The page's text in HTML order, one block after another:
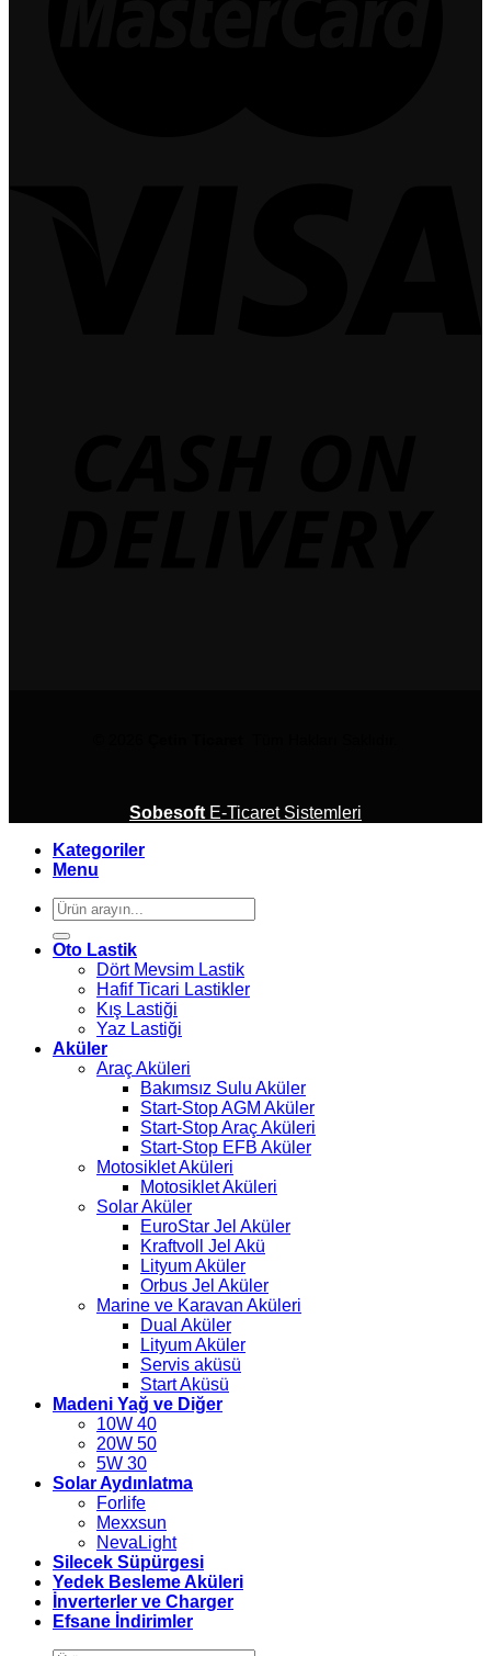
Sobesoft E-Ticaret Sistemleri
Kategoriler
Menu
Ara:
Oto Lastik
Dört Mevsim Lastik
Hafif Ticari Lastikler
Kış Lastiği
Yaz Lastiği
Aküler
Araç Aküleri
Bakımsız Sulu Aküler
Start-Stop AGM Aküler
Start-Stop Araç Aküleri
Start-Stop EFB Aküler
Motosiklet Aküleri
Motosiklet Aküleri
Solar Aküler
EuroStar Jel Aküler
Kraftvoll Jel Akü
Lityum Aküler
Orbus Jel Aküler
Marine ve Karavan Aküleri
Dual Aküler
Lityum Aküler
Servis aküsü
Start Aküsü
Madeni Yağ ve Diğer
10W 40
20W 50
5W 30
Solar Aydınlatma
Forlife
Mexxsun
NevaLight
Silecek Süpürgesi
Yedek Besleme Aküleri
İnverterler ve Charger
Efsane İndirimler